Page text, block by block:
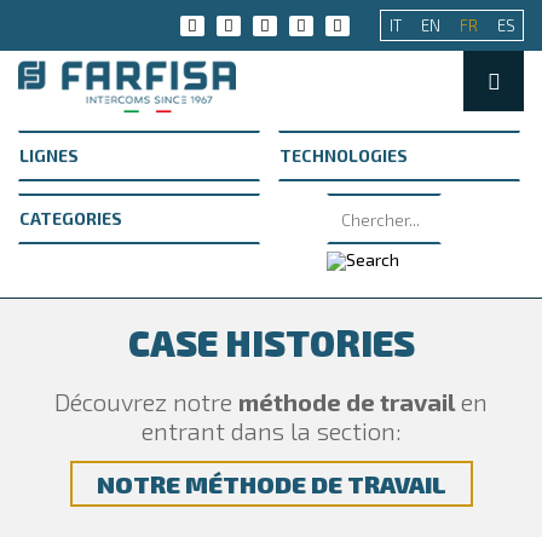
IT EN FR ES
CASE HISTORIES
Découvrez notre méthode de travailen
entrant dans la section:
NOTRE MÉTHODE DE TRAVAIL